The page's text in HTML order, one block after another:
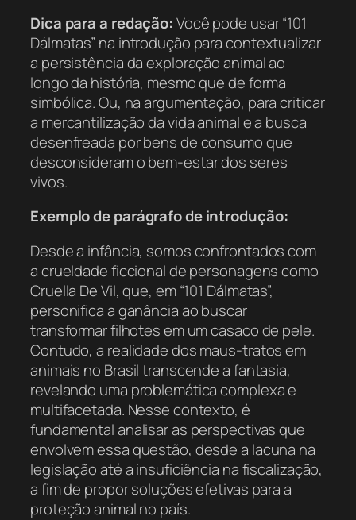
Dica para a redação:Você pode usar “101
Dálmatas” na introdução para contextualizar
a persistência da exploração animal ao
longo da história, mesmo que de forma
simbólica. Ou, na argumentação, para criticar
a mercantilização da vida animal e a busca
desenfreada por bens de consumo que
desconsideram o bem-estar dos seres
vivos.
Exemplo de parágrafo de introdução:
Desde a infância, somos confrontados com
a crueldade ficcional de personagens como
Cruella De Vil, que, em “101 Dálmatas”,
personifica a ganância ao buscar
transformar filhotes em um casaco de pele.
Contudo, a realidade dos maus-tratos em
animais no Brasil transcende a fantasia,
revelando uma problemática complexa e
multifacetada. Nesse contexto, é
fundamental analisar as perspectivas que
envolvem essa questão, desde a lacuna na
legislação até a insuficiência na fiscalização,
a fim de propor soluções efetivas para a
proteção animal no país.